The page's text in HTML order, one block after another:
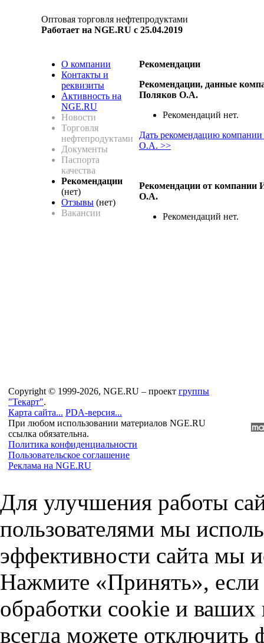
Оптовая торговля нефтепродуктами
Работает на NGE.RU с 25.04.2019
О компании
Контакты и
реквизиты
Активность на
NGE.RU
Новости
Торговля
нефтепродуктами
Документы
Паспорта
качества
Рекомендации
(нет)
Отзывы (нет)
Вакансии
Рекомендации
Рекомендации, данные
Поляков О.А.
Рекомендаций нет.
Дать рекомендацию
О.А. >>
Рекомендации от компании
О.А.
Рекомендаций нет.
Copyright © 1999-2026, NGE.RU – проект группы
"Текарт".
Карта сайта... PDA-версия...
При любом использовании материалов NGE.RU
ссылка обязательна.
Политика конфиденциальности
Пользовательское соглашение
Реклама на NGE.RU
Для улучшения работы
пользователями мы
эффективности сайта мы
Нажмите «Принять», если
обработки cookie и
всегда можете отключить